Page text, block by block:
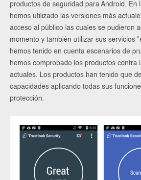
productos de seguridad para Android. En
hemos utilizado las versiones más
acceso al público las cuales se pudieron
momento y también utilizar sus servicios
hemos tenido en cuenta escenarios de
hemos comprobado los productos contra
actuales. Los productos han tenido que
capacidades aplicando todas sus
protección.